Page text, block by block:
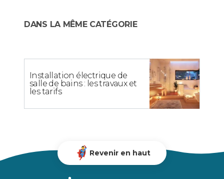
DANS LA MÊME CATÉGORIE
Installation électrique de
salle de bains : les travaux et
les tarifs
Revenir en haut